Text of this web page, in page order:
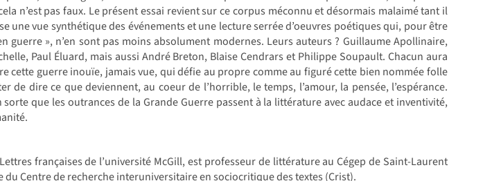
n’est pas faux. Le présent essai revient sur ce corpus méconnu et désormais malaimé tant il
une vue synthétique des événements et une lecture serrée d’oeuvres poétiques qui, pour être
guerre », n’en sont pas moins absolument modernes. Leurs auteurs ? Guillaume Apollinaire,
Paul Éluard, mais aussi André Breton, Blaise Cendrars et Philippe Soupault. Chacun aura
cette guerre inouïe, jamais vue, qui défie au propre comme au figuré cette bien nommée folle
de dire ce que deviennent, au coeur de l’horrible, le temps, l’amour, la pensée, l’espérance.
que les outrances de la Grande Guerre passent à la littérature avec audace et inventivité,
françaises de l’université McGill, est professeur de littérature au Cégep de Saint-Laurent
du Centre de recherche interuniversitaire en sociocritique des textes (Crist).